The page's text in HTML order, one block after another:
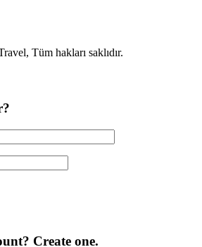
Tüm hakları saklıdır.
Create one.